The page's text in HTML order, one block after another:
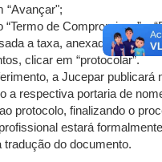
“Avançar";
“Termo de Compromisso” e
a taxa, anexados e
clicar em “protocolar”.
a Jucepar publicará
a respectiva portaria de
protocolo, finalizando o
estará
tradução do documento.